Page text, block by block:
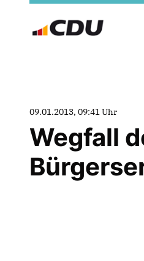
09.01.2013, 09:41 Uhr
Wegfall